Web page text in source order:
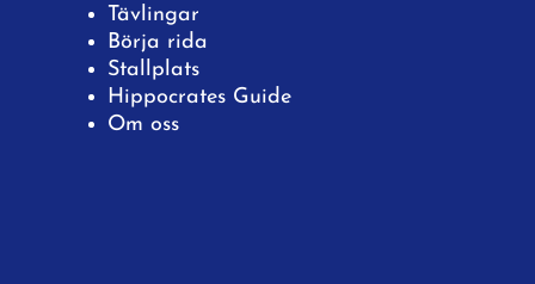
Tävlingar
Börja rida
Stallplats
Hippocrates Guide
Om oss